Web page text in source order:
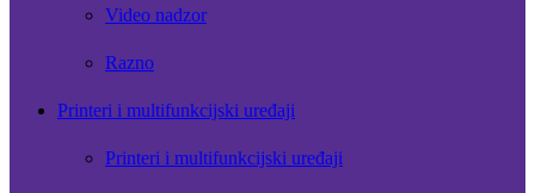
Video nadzor
Razno
Printeri i multifunkcijski uređaji
Printeri i multifunkcijski uređaji